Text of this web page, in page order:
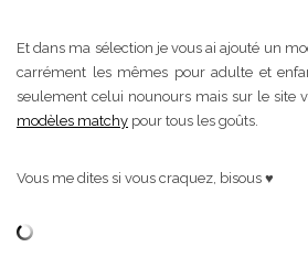
Et dans ma sélection je vous ai ajouté un
carrément les mêmes pour adulte et
seulement celui nounours mais sur le site
modèles matchy pour tous les goûts.
Vous me dites si vous craquez, bisous ♥